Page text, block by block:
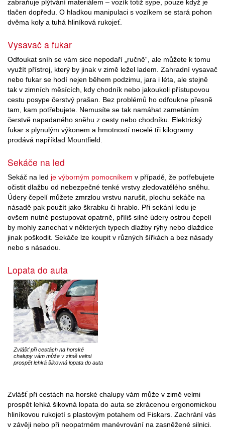
zabraňuje plýtvání materiálem – vozík totiž sype, pouze když je
tlačen dopředu. O hladkou manipulaci s vozíkem se stará pohon
dvěma koly a tuhá hliníková rukojeť.
Vysavač a fukar
Odfoukat sníh se vám sice nepodaří „ručně“, ale můžete k tomu
využít přístroj, který by jinak v zimě ležel ladem. Zahradní vysavač
nebo fukar se hodí nejen během podzimu, jara i léta, ale stejně
tak v zimních měsících, kdy chodník nebo jakoukoli přístupovou
cestu posype čerstvý prašan. Bez problémů ho odfoukne přesně
tam, kam potřebujete. Nemusíte se tak namáhat zametáním
čerstvě napadaného sněhu z cesty nebo chodníku. Elektrický
fukar s plynulým výkonem a hmotností necelé tři kilogramy
prodává například Mountfield.
Sekáče na led
Sekáč na led je výborným pomocníkem v případě, že potřebujete
očistit dlažbu od nebezpečné tenké vrstvy zledovatělého sněhu.
Údery čepelí můžete zmrzlou vrstvu narušit, plochu sekáče na
násadě pak použít jako škrabku či hrablo. Při sekání ledu je
ovšem nutné postupovat opatrně, příliš silné údery ostrou čepelí
by mohly zanechat v některých typech dlažby rýhy nebo dlaždice
jinak poškodit. Sekáče lze koupit v různých šířkách a bez násady
nebo s násadou.
Lopata do auta
Zvlášť při cestách na horské
chalupy vám může v zimě velmi
prospět lehká šikovná lopata do auta
Zvlášť při cestách na horské chalupy vám může v zimě velmi
prospět lehká šikovná lopata do auta se zkrácenou ergonomickou
hliníkovou rukojetí s plastovým potahem od Fiskars. Zachrání vás
v závěji nebo při neopatrném manévrování na zasněžené silnici.